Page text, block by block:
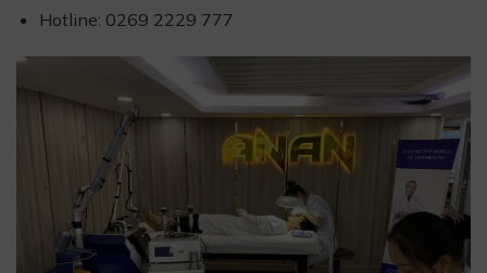
Hotline: 0269 2229 777